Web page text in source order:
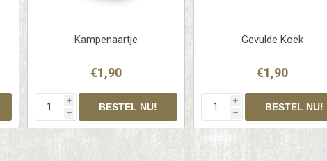
Kampenaartje
€1,90
i
h
Gevulde Koek
€1,90
i
h